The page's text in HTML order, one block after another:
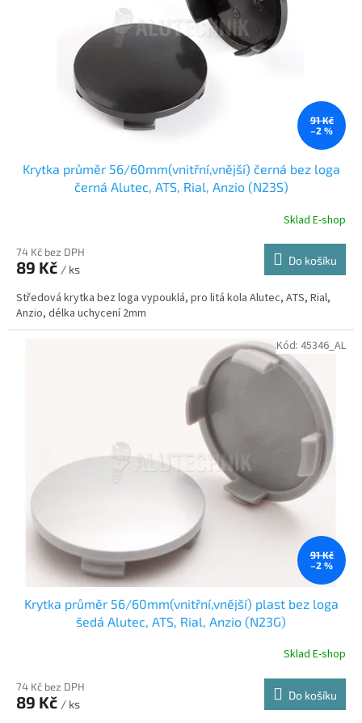
91 Kč
–2 %
Krytka průměr 56/60mm(vnitřní,vnější) černá bez loga
černá Alutec, ATS, Rial, Anzio (N23S)
Sklad E-shop
74 Kč bez DPH
89 Kč / ks
Do košíku
Středová krytka bez loga vypouklá, pro litá kola Alutec, ATS, Rial,
Anzio, délka uchycení 2mm
91 Kč
–2 %
Krytka průměr 56/60mm(vnitřní,vnější) plast bez loga
šedá Alutec, ATS, Rial, Anzio (N23G)
Sklad E-shop
74 Kč bez DPH
89 Kč / ks
Do košíku
Kód: 45346_AL